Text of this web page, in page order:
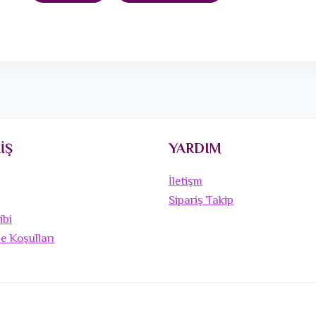
Koşulları
YARDIM
İletişm
Sipariş Takip